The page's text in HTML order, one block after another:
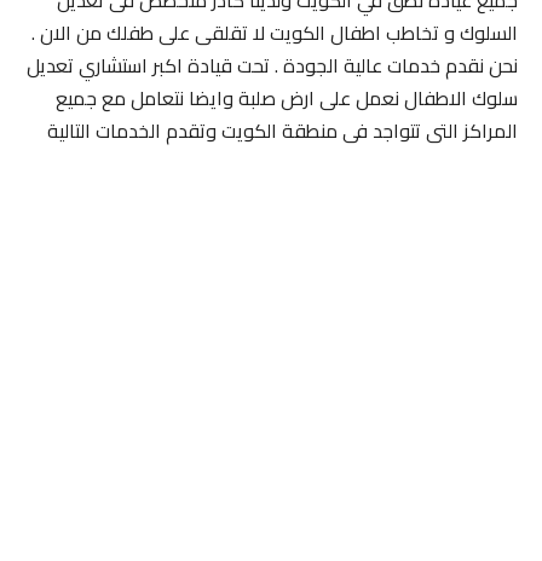
السلوك و تخاطب اطفال الكويت لا تقلقى على طفلك من الان .
نحن نقدم خدمات عالية الجودة . تحت قيادة اكبر استشاري تعديل
سلوك الاطفال نعمل على ارض صلبة وايضا نتعامل مع جميع
المراكز التى تتواجد فى منطقة الكويت وتقدم الخدمات التالية